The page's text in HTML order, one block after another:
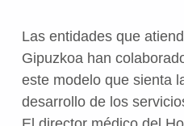
Las entidades que
Gipuzkoa han
este modelo que sienta
desarrollo de los